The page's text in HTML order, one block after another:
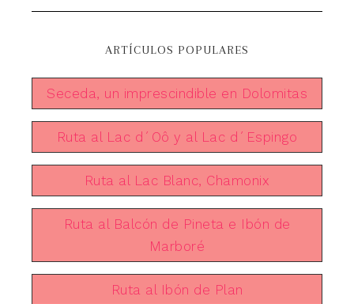
ARTÍCULOS POPULARES
Seceda, un imprescindible en Dolomitas
Ruta al Lac d´Oô y al Lac d´Espingo
Ruta al Lac Blanc, Chamonix
Ruta al Balcón de Pineta e Ibón de
Marboré
Ruta al Ibón de Plan